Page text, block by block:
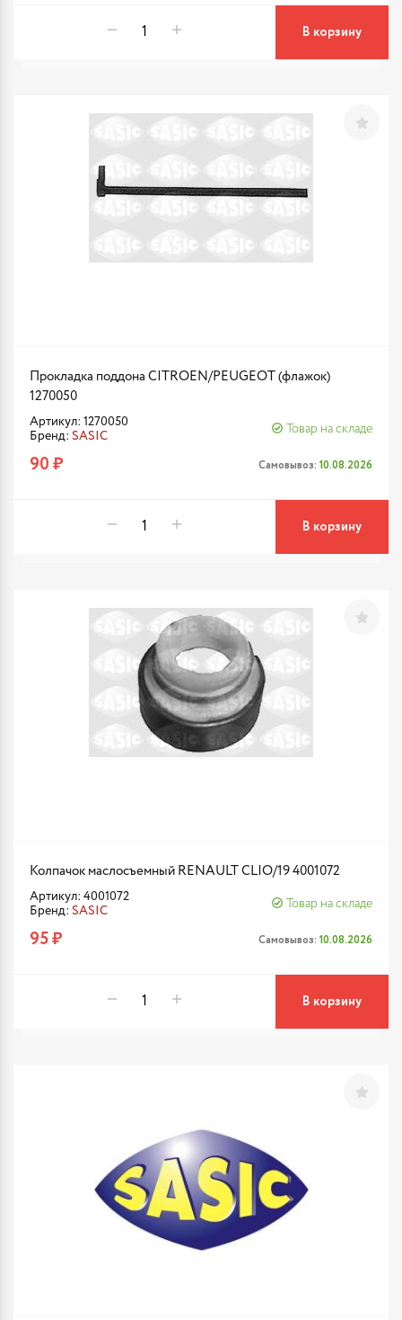
В корзину
Прокладка поддона CITROEN/PEUGEOT (флажок)
1270050
Артикул: 1270050
Бренд: SASIC
Товар на складе
90 ₽ Самовывоз: 10.08.2026
В корзину
Колпачок маслосъемный RENAULT CLIO/19 4001072
Артикул: 4001072
Бренд: SASIC
Товар на складе
95 ₽ Самовывоз: 10.08.2026
В корзину